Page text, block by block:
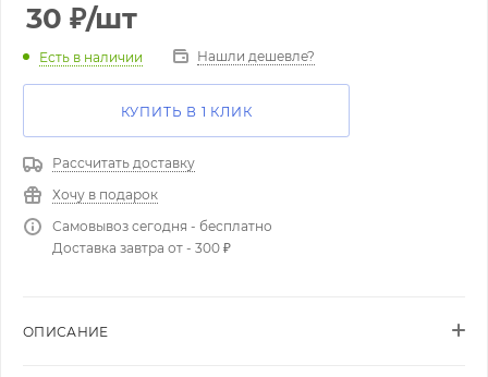
30 ₽/шт
Есть в наличии Нашли дешевле?
КУПИТЬ В 1 КЛИК
Рассчитать доставку
Хочу в подарок
Самовывоз сегодня - бесплатно
Доставка завтра от - 300 ₽
ОПИСАНИЕ